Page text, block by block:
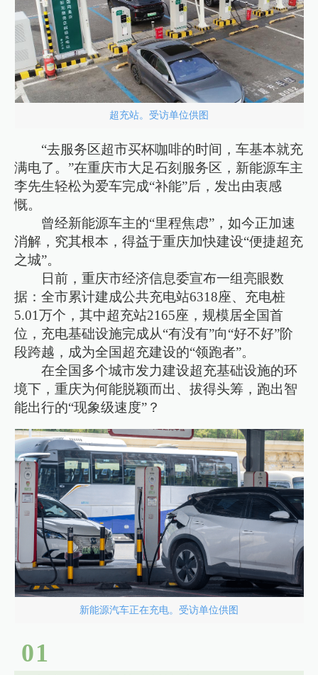
超充站。受访单位供图
“去服务区超市买杯咖啡的时间，车基本就充
满电了。”在重庆市大足石刻服务区，新能源车主
李先生轻松为爱车完成“补能”后，发出由衷感
慨。
曾经新能源车主的“里程焦虑”，如今正加速
消解，究其根本，得益于重庆加快建设“便捷超充
之城”。
日前，重庆市经济信息委宣布一组亮眼数
据：全市累计建成公共充电站6318座、充电桩
5.01万个，其中超充站2165座，规模居全国首
位，充电基础设施完成从“有没有”向“好不好”阶
段跨越，成为全国超充建设的“领跑者”。
在全国多个城市发力建设超充基础设施的环
境下，重庆为何能脱颖而出、拔得头筹，跑出智
能出行的“现象级速度”？
新能源汽车正在充电。受访单位供图
01